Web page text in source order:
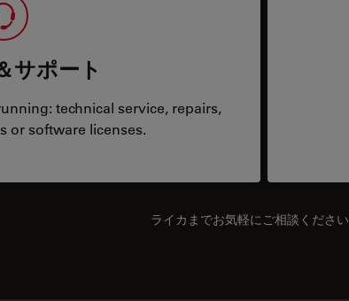
サポート
technical service, repairs,
or software licenses.
ライカまでお気軽にご相談ください